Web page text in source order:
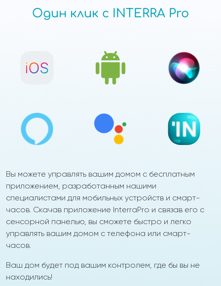
Один клик с INTERRA Pro
Вы можете управлять вашим домом с бесплатным
приложением, разработанным нашими
специалистами для мобильных устройств и смарт-
часов. Скачав приложение InterraPro и связав его с
сенсорной панелью, вы сможете быстро и легко
управлять вашим домом с телефона или смарт-
часов.
Ваш дом будет под вашим контролем, где бы вы не
находились!